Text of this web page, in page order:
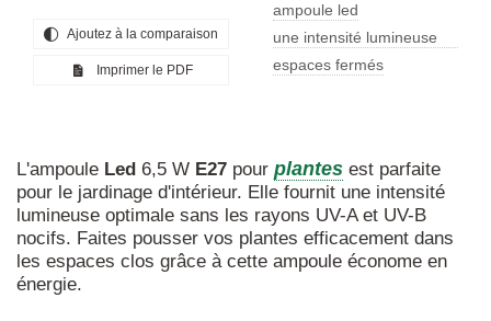
Ajoutez à la comparaison
Imprimer le PDF
ampoule led
une intensité lumineuse
optimale
espaces fermés
L'ampoule Led 6,5 W E27 pour plantes est parfaite
pour le jardinage d'intérieur. Elle fournit une intensité
lumineuse optimale sans les rayons UV-A et UV-B
nocifs. Faites pousser vos plantes efficacement dans
les espaces clos grâce à cette ampoule économe en
énergie.